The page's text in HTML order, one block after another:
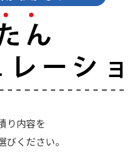
り内容を
ください。